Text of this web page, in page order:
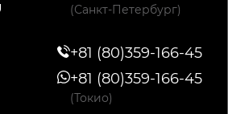
(Санкт-Петербург)
+81 (80)359-166-45
+81 (80)359-166-45
(Токио)